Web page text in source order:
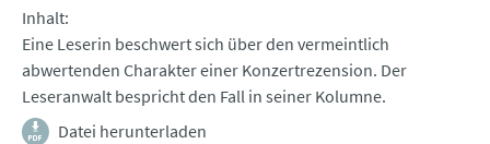
Inhalt
Eine Leserin beschwert sich über den vermeintlich
abwertenden Charakter einer Konzertrezension. Der
Leseranwalt bespricht den Fall in seiner Kolumne.
Datei herunterladen